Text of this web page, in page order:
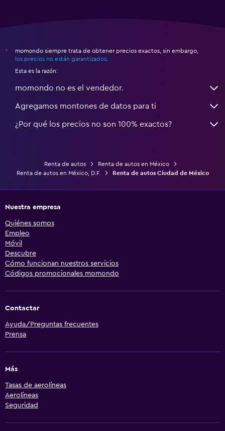
*
momondo siempre trata de obtener precios exactos, sin embargo,
los precios no están garantizados
Esta es la razón:
momondo no es el vendedor.
Agregamos montones de datos para ti
¿Por qué los precios no son 100% exactos?
Renta de autos
Renta de autos en México
Renta de autos en México, D.F.
Renta de autos Ciudad de México
Nuestra empresa
Quiénes somos
Empleo
Móvil
Descubre
Cómo funcionan nuestros servicios
Códigos promocionales momondo
Contactar
Ayuda/Preguntas frecuentes
Prensa
Más
Tasas de aerolíneas
Aerolíneas
Seguridad